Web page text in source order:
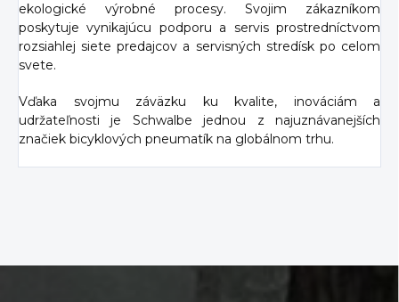
ekologické výrobné procesy. Svojim zákazníkom
poskytuje vynikajúcu podporu a servis prostredníctvom
rozsiahlej siete predajcov a servisných stredísk po celom
svete.
Vďaka svojmu záväzku ku kvalite, inováciám a
udržateľnosti je Schwalbe jednou z najuznávanejších
značiek bicyklových pneumatík na globálnom trhu.